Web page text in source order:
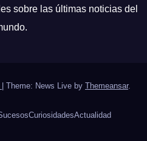
sobre las últimas noticias del
Theme: News Live by Themeansar.
CuriosidadesActualidad